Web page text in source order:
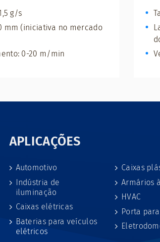
g/s
mm (iniciativa no mercado
0-20 m/min
APLICAÇÕES
Automotivo
Indústria de
iluminação
Caixas elétricas
Baterias para veículos
elétricos
Caixas
Armários
HVAC
Porta